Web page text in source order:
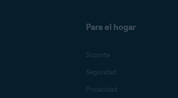
Para el hogar
Soporte
Seguridad
Privacidad